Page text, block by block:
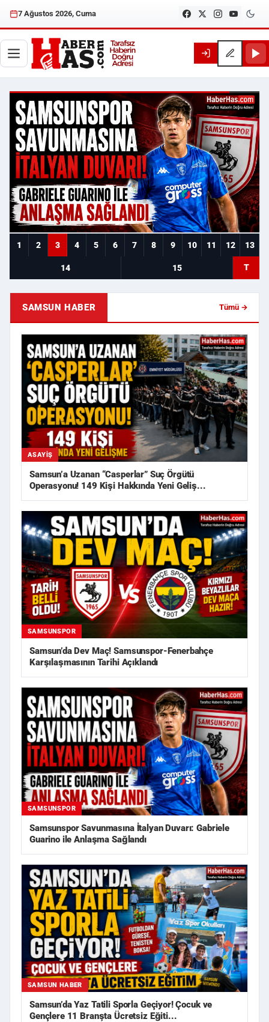
7 Ağustos 2026, Cuma
Haberhas — Samsun Son
1 2 3 4 5 6 7 8 9 10 11 12 13
14 15 T
SAMSUN HABER Tümü →
ASAYIŞ
Samsun’a Uzanan “Casperlar” Suç Örgütü
Operasyonu! 149 Kişi Hakkında Yeni Geliş...
SAMSUNSPOR
Samsun’da Dev Maç! Samsunspor-Fenerbahçe
Karşılaşmasının Tarihi Açıklandı
SAMSUNSPOR
Samsunspor Savunmasına İtalyan Duvarı: Gabriele
Guarino ile Anlaşma Sağlandı
SAMSUN HABER
Samsun’da Yaz Tatili Sporla Geçiyor! Çocuk ve
Gençlere 11 Branşta Ücretsiz Eğiti...